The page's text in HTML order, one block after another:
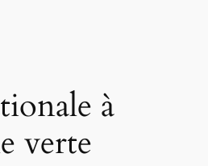
à
verte